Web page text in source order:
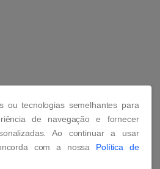
ou tecnologias semelhantes para
de navegação e fornecer
Ao continuar a usar
com a nossa Política de